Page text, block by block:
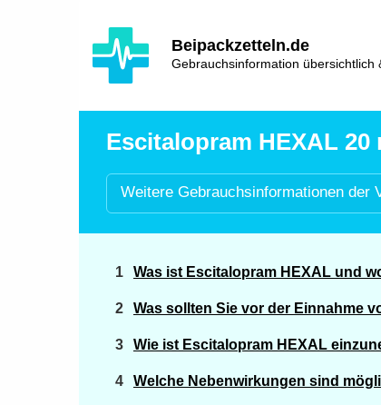
Beipackzetteln.de
Gebrauchsinformation übersichtlich
Hlavní
navigace
Escitalopram HEXAL
Weitere Gebrauchsinformationen der
Was ist Escitalopram HEXAL und
Was sollten Sie vor der Einnahme
Wie ist Escitalopram HEXAL
Welche Nebenwirkungen sind